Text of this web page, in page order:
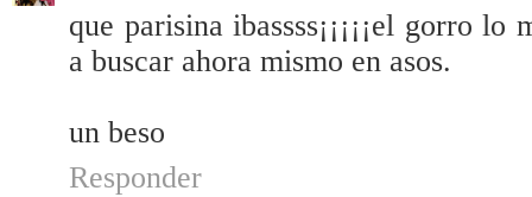
que parisina ibassss¡¡¡¡¡el gorro
a buscar ahora mismo en asos.
un beso
Responder